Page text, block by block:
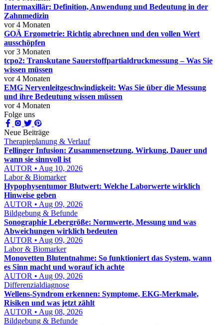
Intermaxillär: Definition, Anwendung und Bedeutung in der
Zahnmedizin
vor 4 Monaten
GOÄ Ergometrie: Richtig abrechnen und den vollen Wert
ausschöpfen
vor 3 Monaten
tcpo2: Transkutane Sauerstoffpartialdruckmessung – Was Sie
wissen müssen
vor 4 Monaten
EMG Nervenleitgeschwindigkeit: Was Sie über die Messung
und ihre Bedeutung wissen müssen
vor 4 Monaten
Folge uns
Neue Beiträge
Therapieplanung & Verlauf
Fellinger Infusion: Zusammensetzung, Wirkung, Dauer und
wann sie sinnvoll ist
AUTOR • Aug 10, 2026
Labor & Biomarker
Hypophysentumor Blutwert: Welche Laborwerte wirklich
Hinweise geben
AUTOR • Aug 09, 2026
Bildgebung & Befunde
Sonographie Lebergröße: Normwerte, Messung und was
Abweichungen wirklich bedeuten
AUTOR • Aug 09, 2026
Labor & Biomarker
Monovetten Blutentnahme: So funktioniert das System, wann
es Sinn macht und worauf ich achte
AUTOR • Aug 09, 2026
Differenzialdiagnose
Wellens-Syndrom erkennen: Symptome, EKG-Merkmale,
Risiken und was jetzt zählt
AUTOR • Aug 08, 2026
Bildgebung & Befunde